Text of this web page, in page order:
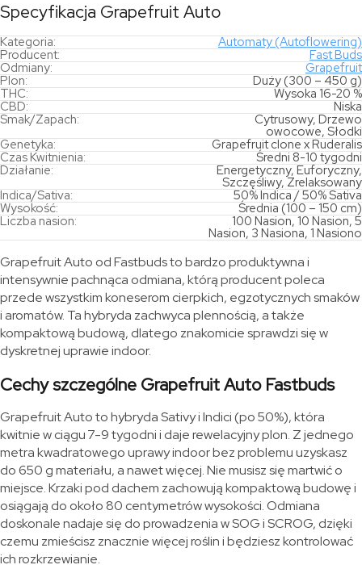
Specyfikacja Grapefruit Auto
Kategoria:
Automaty (Autoflowering)
Producent:
Fast Buds
Odmiany:
Grapefruit
Plon:
Duży (300 – 450 g)
THC:
Wysoka 16-20 %
CBD:
Niska
Smak/Zapach:
Cytrusowy, Drzewo
owocowe, Słodki
Genetyka:
Grapefruit clone x Ruderalis
Czas Kwitnienia:
Średni 8-10 tygodni
Działanie:
Energetyczny, Euforyczny,
Szczęśliwy, Zrelaksowany
Indica/Sativa:
50% Indica / 50% Sativa
Wysokość:
Średnia (100 – 150 cm)
Liczba nasion:
100 Nasion, 10 Nasion, 5
Nasion, 3 Nasiona, 1 Nasiono
Grapefruit Auto od Fastbuds to bardzo produktywna i
intensywnie pachnąca odmiana, którą producent poleca
przede wszystkim koneserom cierpkich, egzotycznych smaków
i aromatów. Ta hybryda zachwyca plennością, a także
kompaktową budową, dlatego znakomicie sprawdzi się w
dyskretnej uprawie indoor.
Cechy szczególne Grapefruit Auto Fastbuds
Grapefruit Auto to hybryda Sativy i Indici (po 50%), która
kwitnie w ciągu 7-9 tygodni i daje rewelacyjny plon. Z jednego
metra kwadratowego uprawy indoor bez problemu uzyskasz
do 650 g materiału, a nawet więcej. Nie musisz się martwić o
miejsce. Krzaki pod dachem zachowują kompaktową budowę i
osiągają do około 80 centymetrów wysokości. Odmiana
doskonale nadaje się do prowadzenia w SOG i SCROG, dzięki
czemu zmieścisz znacznie więcej roślin i będziesz kontrolować
ich rozkrzewianie.